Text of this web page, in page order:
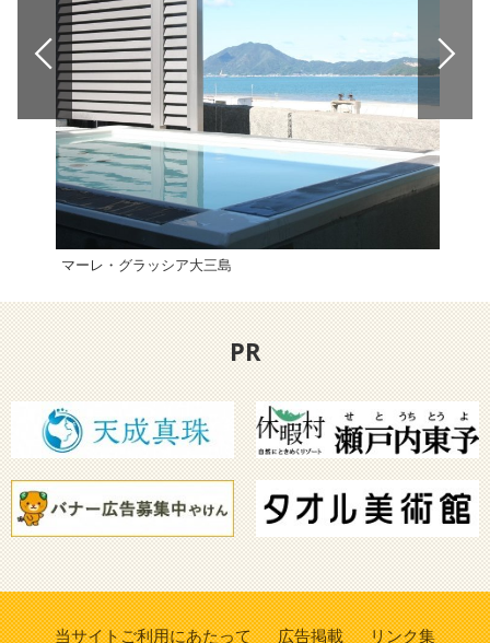
マーレ・グラッシア大三島
PR
当サイトご利用にあたって 広告掲載 リンク集